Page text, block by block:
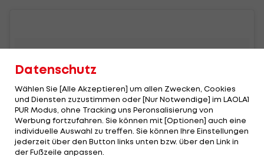
Datenschutz
Wählen Sie [Alle Akzeptieren] um allen Zwecken, Cookies
und Diensten zuzustimmen oder [Nur Notwendige] im LAOLA1
PUR Modus, ohne Tracking uns Peronsalisierung von
Werbung fortzufahren. Sie können mit [Optionen] auch eine
individuelle Auswahl zu treffen. Sie können Ihre Einstellungen
jederzeit über den Button links unten bzw. über den Link in
der Fußzeile anpassen.